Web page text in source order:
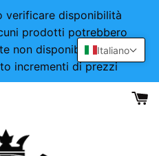
verificare disponibilità
prodotti potrebbero
non disponibili o alcuni
incrementi di prezzi
Italiano